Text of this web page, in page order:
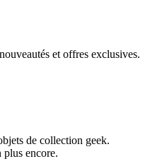
et offres exclusives.
de collection geek.
plus encore.